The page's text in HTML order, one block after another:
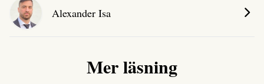
Alexander Isa
Mer läsning